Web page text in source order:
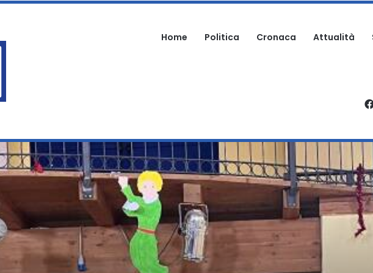
Home Politica Cronaca Attualità